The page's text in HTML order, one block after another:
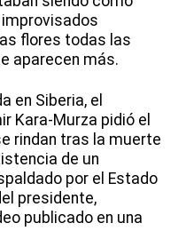
flores todas las
aparecen más.
en Siberia, el
Kara-Murza pidió el
rindan tras la muerte
de un
por el Estado
presidente,
publicado en una